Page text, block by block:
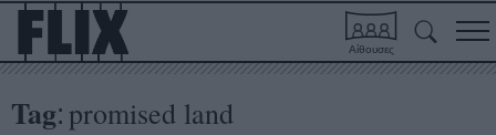
Αίθουσες
Tag: promised land